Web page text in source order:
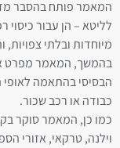
המאמר פותח בהסבר
לליטא – הן עבור כיסוי
מיוחדות ובלתי
בהמשך, המאמר מפרט
הבסיסי בהתאמה לאופי
כבודה או רכב שכור.
כמו כן, המאמר סוקר
וילנה, טרקאי, אזורי